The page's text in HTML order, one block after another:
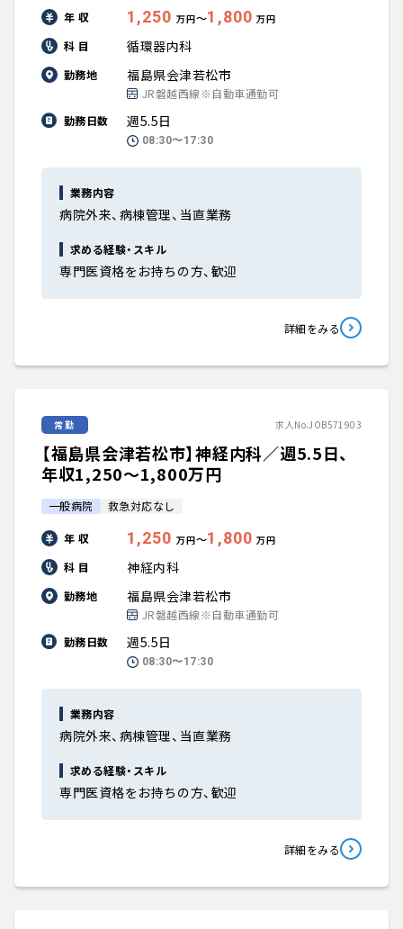
年 収 1,250 万円〜1,800 万円
科 目 循環器内科
勤務地 福島県会津若松市
JR磐越西線※自動車通勤可
勤務日数
週5.5日
08:30〜17:30
業務内容
病院外来、病棟管理、当直業務
求める経験・スキル
専門医資格をお持ちの方、歓迎
詳細をみる
常勤 求人No.JOB571903
【福島県会津若松市】神経内科／週5.5日、
年収1,250〜1,800万円
一般病院 救急対応なし
年 収 1,250 万円〜1,800 万円
科 目 神経内科
勤務地 福島県会津若松市
JR磐越西線※自動車通勤可
勤務日数
週5.5日
08:30〜17:30
業務内容
病院外来、病棟管理、当直業務
求める経験・スキル
専門医資格をお持ちの方、歓迎
詳細をみる